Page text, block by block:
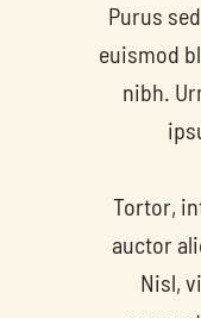
Purus
euismod
nibh.
Tortor,
auctor
Nisl,